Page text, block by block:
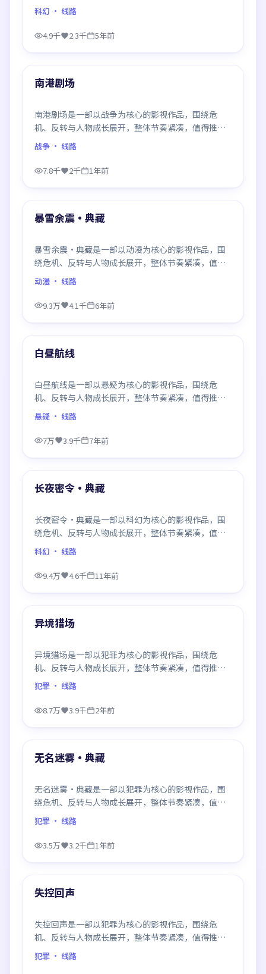
推荐观看。
科幻 · 线路
4.9千 2.3千 5年前
最新
南港剧场
南港剧场是一部以战争为核心的影视作品，围绕危
机、反转与人物成长展开，整体节奏紧凑，值得推荐
观看。
战争 · 线路
7.8千 2千 1年前
最新
暴雪余震·典藏
暴雪余震·典藏是一部以动漫为核心的影视作品，围
绕危机、反转与人物成长展开，整体节奏紧凑，值得
推荐观看。
动漫 · 线路
9.3万 4.1千 6年前
最新
白昼航线
白昼航线是一部以悬疑为核心的影视作品，围绕危
机、反转与人物成长展开，整体节奏紧凑，值得推荐
观看。
悬疑 · 线路
7万 3.9千 7年前
最新
长夜密令·典藏
长夜密令·典藏是一部以科幻为核心的影视作品，围
绕危机、反转与人物成长展开，整体节奏紧凑，值得
推荐观看。
科幻 · 线路
9.4万 4.6千 11年前
最新
异境猎场
异境猎场是一部以犯罪为核心的影视作品，围绕危
机、反转与人物成长展开，整体节奏紧凑，值得推荐
观看。
犯罪 · 线路
8.7万 3.9千 2年前
最新
无名迷雾·典藏
无名迷雾·典藏是一部以犯罪为核心的影视作品，围
绕危机、反转与人物成长展开，整体节奏紧凑，值得
推荐观看。
犯罪 · 线路
3.5万 3.2千 1年前
最新
失控回声
失控回声是一部以犯罪为核心的影视作品，围绕危
机、反转与人物成长展开，整体节奏紧凑，值得推荐
观看。
犯罪 · 线路